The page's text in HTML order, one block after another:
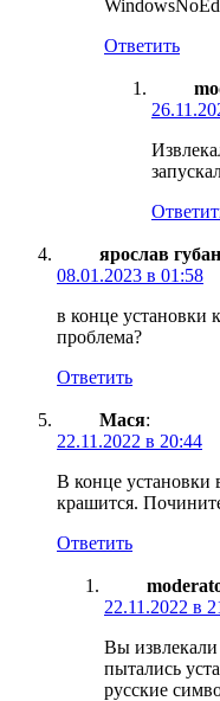
Ответить
ярослав
08.01.2023 в 01:58
в конце установки
проблема?
Ответить
Мася:
22.11.2022 в 20:44
В конце установки
крашится.
Ответить
22.11.2022 в
Вы
пытались
русские